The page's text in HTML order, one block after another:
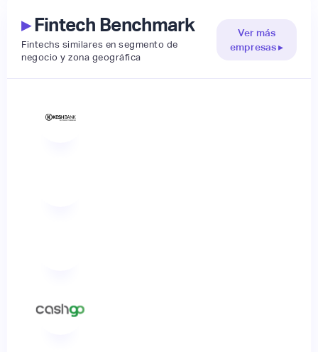
▸Fintech Benchmark
Fintechs similares en segmento de
negocio y zona geográfica
Ver más
empresas ▸